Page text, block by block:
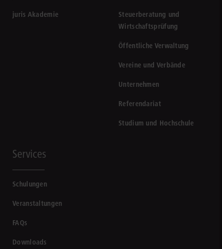
juris Akademie
Steuerberatung und
Wirtschaftsprüfung
Öffentliche Verwaltung
Vereine und Verbände
Unternehmen
Referendariat
Studium und Hochschule
Services
Schulungen
Veranstaltungen
FAQs
Downloads